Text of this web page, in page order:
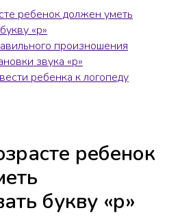
ребенок должен уметь
«р»
произношения
звука «р»
ребенка к логопеду
ребенок
букву «р»